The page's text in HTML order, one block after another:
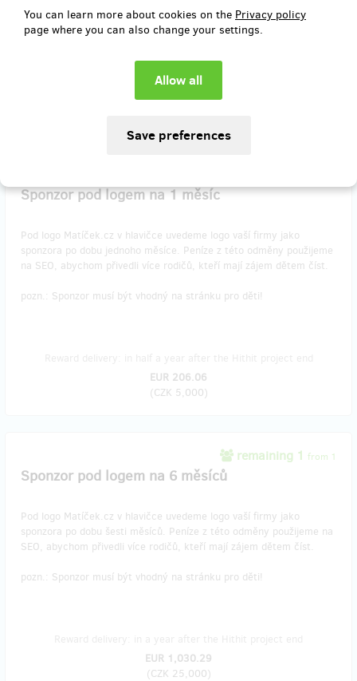
You can learn more about cookies on the Privacy policy
page where you can also change your settings.
pozn.: Váš web musí být vhodný na stránku pro děti!
Reward delivery: in a quarter after the Hithit project end
Sponzor pod logem na 1 měsíc
Pod logo Matíček.cz v hlavičce uvedeme logo vaší firmy jako
sponzora po dobu jednoho měsíce. Peníze z této odměny použijeme
na SEO, abychom přivedli více rodičů, kteří mají zájem dětem číst.
pozn.: Sponzor musí být vhodný na stránku pro děti!
EUR 206.06
(CZK 5,000)
remaining 1 from 1
Sponzor pod logem na 6 měsíců
Pod logo Matíček.cz v hlavičce uvedeme logo vaší firmy jako
sponzora po dobu šesti měsíců. Peníze z této odměny použijeme na
SEO, abychom přivedli více rodičů, kteří mají zájem dětem číst.
pozn.: Sponzor musí být vhodný na stránku pro děti!
EUR 1,030.29
(CZK 25,000)